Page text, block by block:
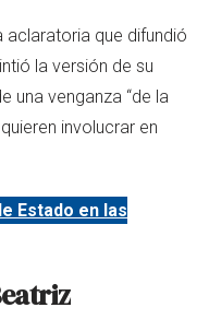
aclaratoria que difundió
la versión de su
una venganza “de la
involucrar en
Estado en las